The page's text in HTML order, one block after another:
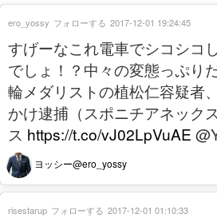
すげーなこれ電車でシコシコ
でしょ！？中々の変態っぷ
輪メダリストの植松仁容疑者
かけ逮捕（スポニチアネック
ス https://t.co/vJ02LpVuAE
ヨッシー@ero_yossy
ero_yossy フォローする 2017-12-01 19:24:45
risestarup フォローする 2017-12-01 01:10:33